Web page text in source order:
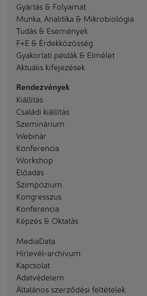
Gyártás & Folyamat
Munka, Analitika & Mikrobiológia
Tudás & Események
F+E & Érdekközösség
Gyakorlati példák & Elmélet
Aktuális kifejezések
Rendezvények
Kiállítás
Családi kiállítás
Szeminárium
Webinár
Konferencia
Workshop
Előadás
Szimpózium
Kongresszus
Konferencia
Képzés & Oktatás
MediaData
Hírlevél-archívum
Kapcsolat
Adatvédelem
Általános szerződési feltételek